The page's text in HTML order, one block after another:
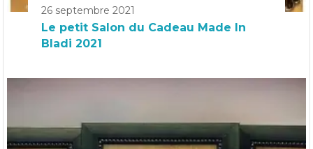
26 septembre 2021
Le petit Salon du Cadeau Made In
Bladi 2021